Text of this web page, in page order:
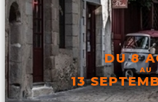
DU 8
AU
13